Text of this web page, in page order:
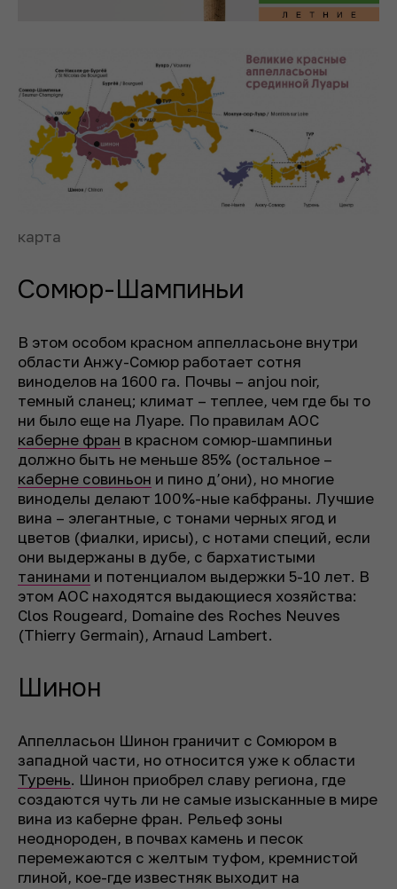
карта
Сомюр-Шампиньи
В этом особом красном аппелласьоне внутри
области Анжу-Сомюр работает сотня
виноделов на 1600 га. Почвы – anjou noir,
темный сланец; климат – теплее, чем где бы то
ни было еще на Луаре. По правилам AOC
каберне фран в красном сомюр-шампиньи
должно быть не меньше 85% (остальное –
каберне совиньон и пино д’они), но многие
виноделы делают 100%-ные кабфраны. Лучшие
вина – элегантные, с тонами черных ягод и
цветов (фиалки, ирисы), с нотами специй, если
они выдержаны в дубе, с бархатистыми
танинами и потенциалом выдержки 5-10 лет. В
этом AOC находятся выдающиеся хозяйства:
Clos Rougeard, Domaine des Roches Neuves
(Thierry Germain), Arnaud Lambert.
Шинон
Аппелласьон Шинон граничит с Сомюром в
западной части, но относится уже к области
Турень. Шинон приобрел славу региона, где
создаются чуть ли не самые изысканные в мире
вина из каберне фран. Рельеф зоны
неоднороден, в почвах камень и песок
перемежаются с желтым туфом, кремнистой
глиной, кое-где известняк выходит на